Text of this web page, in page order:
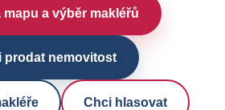
mapu a výběr makléřů
prodat nemovitost
Chci hlasovat